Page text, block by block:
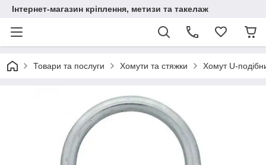
Інтернет-магазин кріплення, метизи та такелаж
Товари та послуги Хомути та стяжки Хомут U-